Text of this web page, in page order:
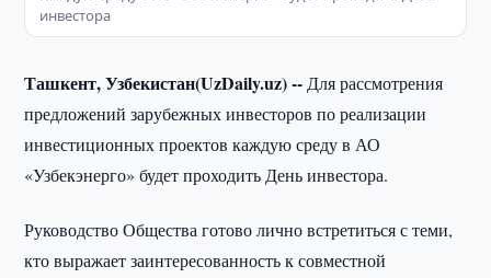
инвестора
Ташкент, Узбекистан(UzDaily.uz) -- Для рассмотрения
предложений зарубежных инвесторов по реализации
инвестиционных проектов каждую среду в АО
«Узбекэнерго» будет проходить День инвестора.
Руководство Общества готово лично встретиться с теми,
кто выражает заинтересованность к совместной